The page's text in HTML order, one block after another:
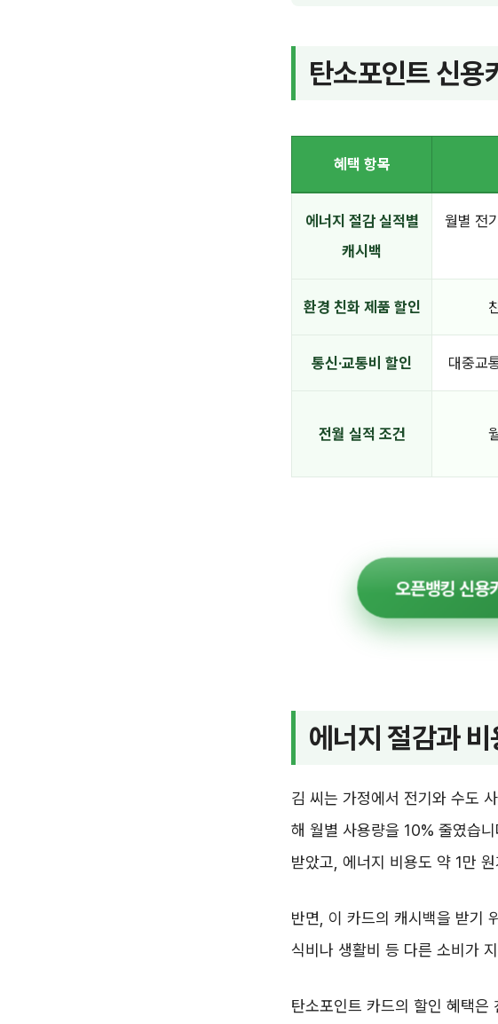
탄소포인트 신용
혜택 항목
에너지 절감 실적별
캐시백
월별 전
환경 친화 제품 할인
통신·교통비 할인 대중교
전월 실적 조건
오픈뱅킹 신용
에너지 절감과
김 씨는 가정에서 전기와 수도
해 월별 사용량을 10% 줄였습
받았고, 에너지 비용도 약 1만
반면, 이 카드의 캐시백을 받기
식비나 생활비 등 다른 소비가
탄소포인트 카드의 할인 혜택은